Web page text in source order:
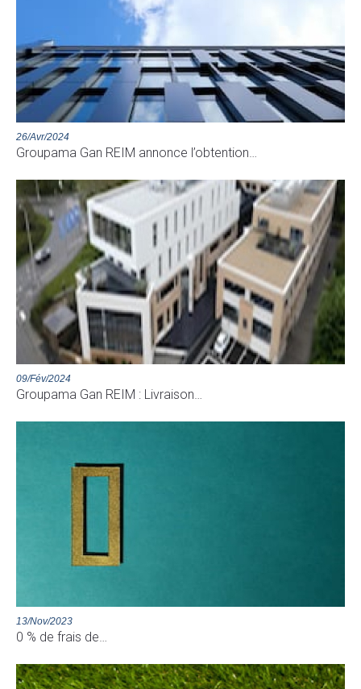
26/Avr/2024
Groupama Gan REIM annonce l’obtention…
09/Fév/2024
Groupama Gan REIM : Livraison…
13/Nov/2023
0 % de frais de…